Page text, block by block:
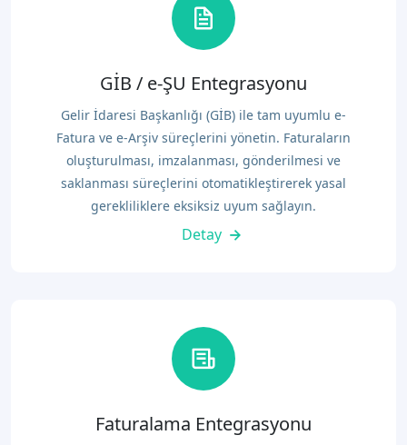
GİB / e-ŞU Entegrasyonu
Gelir İdaresi Başkanlığı (GİB) ile tam uyumlu e-
Fatura ve e-Arşiv süreçlerini yönetin. Faturaların
oluşturulması, imzalanması, gönderilmesi ve
saklanması süreçlerini otomatikleştirerek yasal
gerekliliklere eksiksiz uyum sağlayın.
Detay
Faturalama Entegrasyonu